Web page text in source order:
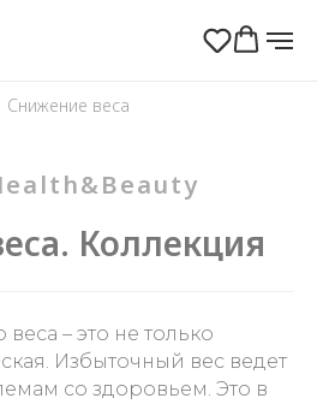
Снижение веса
Коллекция
– это не только
Избыточный вес ведет
со здоровьем. Это в